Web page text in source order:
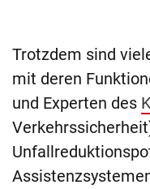
Trotzdem sind
mit deren
und Experten des